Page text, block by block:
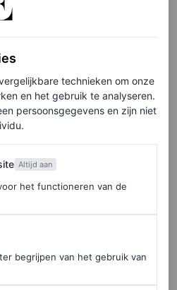
van Shelley Read –
video-
romanGa als een rivier
doet met denken aan
. Het is namelijk ook een
dat zich afspeelt in de natuur.
technieken om onze
en het gebruik te analyseren.
persoonsgegevens en zijn niet
Altijd aan
het functioneren van de
begrijpen van het gebruik van